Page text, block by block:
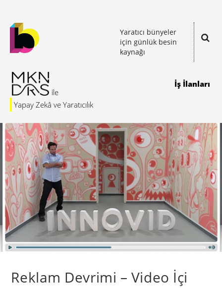
Yaratıcı bünyeler
için günlük besin
kaynağı
Yapay Zekâ ve Yaratıcılık
İş İlanları
Reklam Devrimi – Video İçi